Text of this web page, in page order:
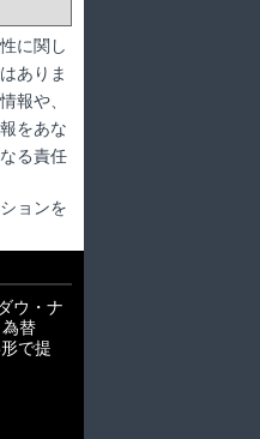
に関し
ありま
報や、
をあな
る責任
ョンを
ウ・ナ
替
で提